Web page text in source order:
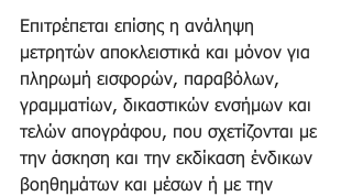
Επιτρέπεται επίσης η ανάληψη
μετρητών αποκλειστικά και μόνον για
πληρωμή εισφορών, παραβόλων,
γραμματίων, δικαστικών ενσήμων και
τελών απογράφου, που σχετίζονται με
την άσκηση και την εκδίκαση ένδικων
βοηθημάτων και μέσων ή με την